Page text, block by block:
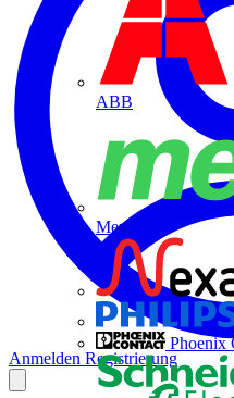
ABB
Merten
Phoenix
Anmelden Registrierung